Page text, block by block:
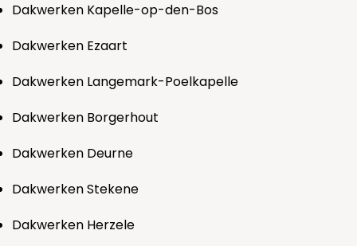
Dakwerken Kapelle-op-den-Bos
Dakwerken Ezaart
Dakwerken Langemark-Poelkapelle
Dakwerken Borgerhout
Dakwerken Deurne
Dakwerken Stekene
Dakwerken Herzele